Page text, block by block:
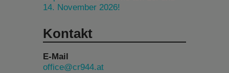
14. November 2026!
Kontakt
E-Mail
office@cr944.at